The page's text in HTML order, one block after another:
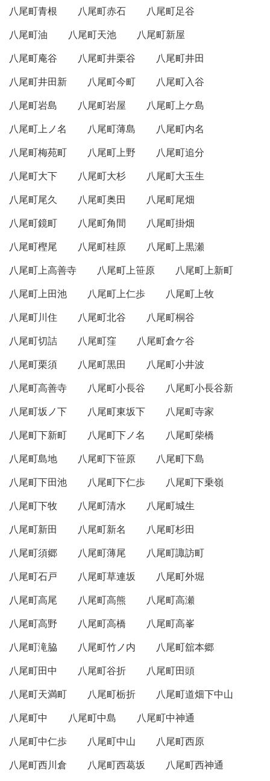
八尾町青根 八尾町赤石
八尾町足谷
八尾町油
八尾町天池
八尾町新屋
八尾町庵谷
八尾町井栗谷
八尾町井田
八尾町井田新
八尾町今町
八尾町入谷
八尾町岩島
八尾町岩屋
八尾町上ケ島
八尾町上ノ名
八尾町薄島
八尾町内名
八尾町梅苑町
八尾町上野
八尾町追分
八尾町大下
八尾町大杉
八尾町大玉生
八尾町尾久
八尾町奥田
八尾町尾畑
八尾町鏡町
八尾町角間
八尾町掛畑
八尾町樫尾
八尾町桂原
八尾町上黒瀬
八尾町上高善寺
八尾町上笹原
八尾町上新町
八尾町上田池
八尾町上仁歩
八尾町上牧
八尾町川住
八尾町北谷
八尾町桐谷
八尾町切詰
八尾町窪
八尾町倉ケ谷
八尾町栗須
八尾町黒田
八尾町小井波
八尾町高善寺
八尾町小長谷
八尾町小長谷新
八尾町坂ノ下
八尾町東坂下
八尾町寺家
八尾町下新町
八尾町下ノ名
八尾町柴橋
八尾町島地
八尾町下笹原
八尾町下島
八尾町下田池
八尾町下仁歩
八尾町下乗嶺
八尾町下牧
八尾町清水
八尾町城生
八尾町新田
八尾町新名
八尾町杉田
八尾町須郷
八尾町薄尾
八尾町諏訪町
八尾町石戸
八尾町草連坂
八尾町外堀
八尾町高尾
八尾町高熊
八尾町高瀬
八尾町高野
八尾町高橋
八尾町高峯
八尾町滝脇
八尾町竹ノ内
八尾町舘本郷
八尾町田中
八尾町谷折
八尾町田頭
八尾町天満町
八尾町栃折
八尾町道畑下中山
八尾町中
八尾町中島
八尾町中神通
八尾町中仁歩
八尾町中山
八尾町西原
八尾町西川倉
八尾町西葛坂
八尾町西神通